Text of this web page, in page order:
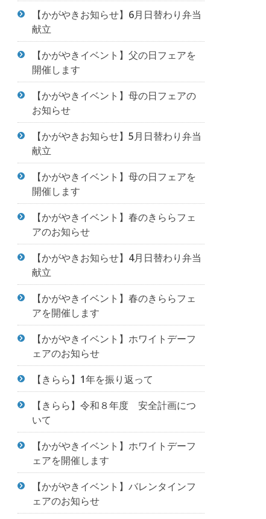
【かがやきお知らせ】6月日替わり弁当
献立
【かがやきイベント】父の日フェアを
開催します
【かがやきイベント】母の日フェアの
お知らせ
【かがやきお知らせ】5月日替わり弁当
献立
【かがやきイベント】母の日フェアを
開催します
【かがやきイベント】春のきららフェ
アのお知らせ
【かがやきお知らせ】4月日替わり弁当
献立
【かがやきイベント】春のきららフェ
アを開催します
【かがやきイベント】ホワイトデーフ
ェアのお知らせ
【きらら】1年を振り返って
【きらら】令和８年度 安全計画につ
いて
【かがやきイベント】ホワイトデーフ
ェアを開催します
【かがやきイベント】バレンタインフ
ェアのお知らせ